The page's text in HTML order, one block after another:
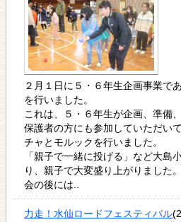
２月１日に５・６年生企画事業で
を行いました。
これは、５・６年生が企画、準備
保護者の方にも参加していただい
チャとモルックを行いました。
「親子で一緒に投げる」など大島
り、親子で大変盛り上がりました。
会の後には..
力走！水仙ロードフェスティバル